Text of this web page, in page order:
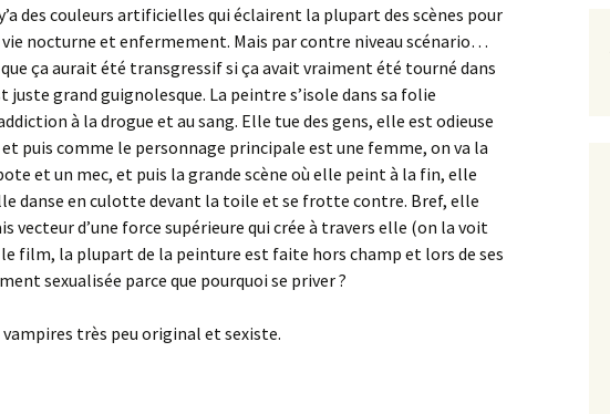
des couleurs artificielles qui éclairent la plupart des scènes pour
nocturne et enfermement. Mais par contre niveau scénario…
ça aurait été transgressif si ça avait vraiment été tourné dans
juste grand guignolesque. La peintre s’isole dans sa folie
à la drogue et au sang. Elle tue des gens, elle est odieuse
et puis comme le personnage principale est une femme, on va la
et un mec, et puis la grande scène où elle peint à la fin, elle
danse en culotte devant la toile et se frotte contre. Bref, elle
vecteur d’une force supérieure qui crée à travers elle (on la voit
film, la plupart de la peinture est faite hors champ et lors de ses
sexualisée parce que pourquoi se priver ?
très peu original et sexiste.